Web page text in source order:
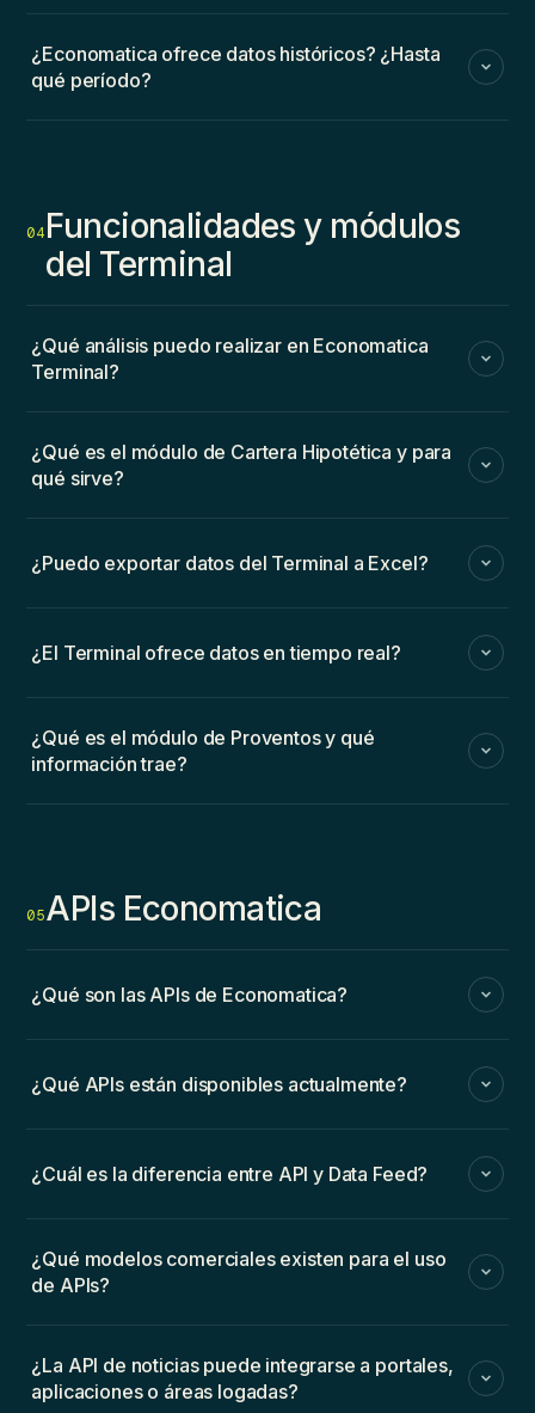
¿Economatica ofrece datos históricos? ¿Hasta
qué período?
04Funcionalidades y módulos
del Terminal
¿Qué análisis puedo realizar en Economatica
Terminal?
¿Qué es el módulo de Cartera Hipotética y para
qué sirve?
¿Puedo exportar datos del Terminal a Excel?
¿El Terminal ofrece datos en tiempo real?
¿Qué es el módulo de Proventos y qué
información trae?
05APIs Economatica
¿Qué son las APIs de Economatica?
¿Qué APIs están disponibles actualmente?
¿Cuál es la diferencia entre API y Data Feed?
¿Qué modelos comerciales existen para el uso
de APIs?
¿La API de noticias puede integrarse a portales,
aplicaciones o áreas logadas?